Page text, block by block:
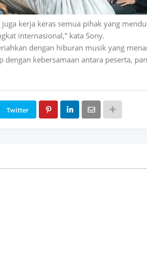
kerja keras semua pihak yang
internasional,” kata Sony.
dengan hiburan musik yang
dengan kebersamaan antara peserta,
Twitter